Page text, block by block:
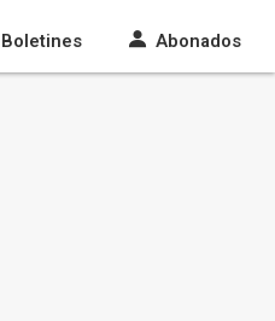
Boletines Abonados